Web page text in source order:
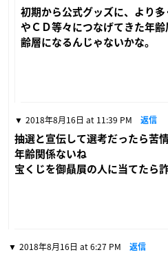
初期から公式グッズに、より
やＣＤ等々につなげてきた年
齢層になるんじゃないかな。
2018年8月16日 at 11:39 PM 返信
抽選と宣伝して選考だったら苦
年齢関係ないね
宝くじを御贔屓の人に当てたら
2018年8月16日 at 6:27 PM 返信